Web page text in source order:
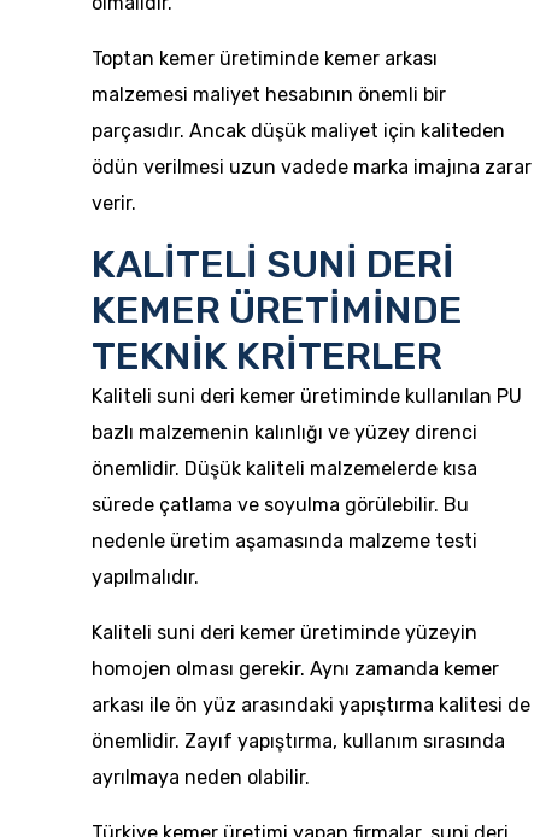
Toptan kemer üretiminde kemer arkası
malzemesi maliyet hesabının önemli bir
parçasıdır. Ancak düşük maliyet için kaliteden
ödün verilmesi uzun vadede marka imajına zarar
verir.
KALİTELİ SUNİ DERİ
KEMER ÜRETİMİNDE
TEKNİK KRİTERLER
Kaliteli suni deri kemer üretiminde kullanılan PU
bazlı malzemenin kalınlığı ve yüzey direnci
önemlidir. Düşük kaliteli malzemelerde kısa
sürede çatlama ve soyulma görülebilir. Bu
nedenle üretim aşamasında malzeme testi
yapılmalıdır.
Kaliteli suni deri kemer üretiminde yüzeyin
homojen olması gerekir. Aynı zamanda kemer
arkası ile ön yüz arasındaki yapıştırma kalitesi de
önemlidir. Zayıf yapıştırma, kullanım sırasında
ayrılmaya neden olabilir.